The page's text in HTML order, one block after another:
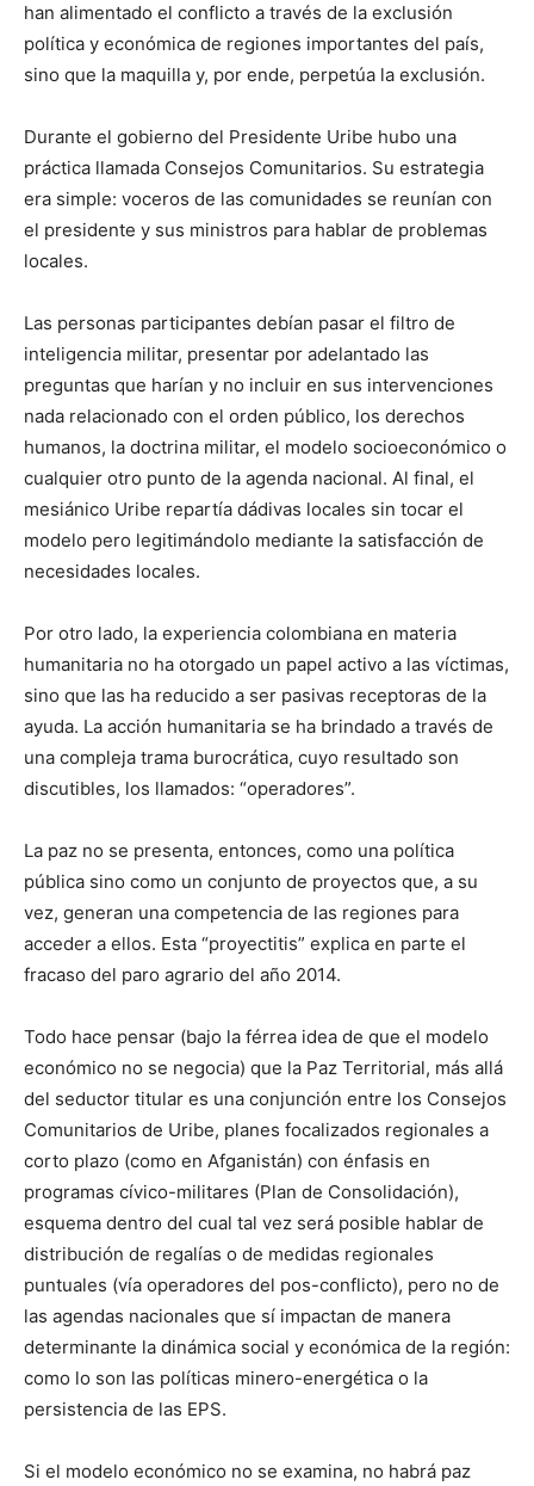
han alimentado el conflicto a través de la exclusión
política y económica de regiones importantes del país,
sino que la maquilla y, por ende, perpetúa la exclusión.
Durante el gobierno del Presidente Uribe hubo una
práctica llamada Consejos Comunitarios. Su estrategia
era simple: voceros de las comunidades se reunían con
el presidente y sus ministros para hablar de problemas
locales.
Las personas participantes debían pasar el filtro de
inteligencia militar, presentar por adelantado las
preguntas que harían y no incluir en sus intervenciones
nada relacionado con el orden público, los derechos
humanos, la doctrina militar, el modelo socioeconómico o
cualquier otro punto de la agenda nacional. Al final, el
mesiánico Uribe repartía dádivas locales sin tocar el
modelo pero legitimándolo mediante la satisfacción de
necesidades locales.
Por otro lado, la experiencia colombiana en materia
humanitaria no ha otorgado un papel activo a las víctimas,
sino que las ha reducido a ser pasivas receptoras de la
ayuda. La acción humanitaria se ha brindado a través de
una compleja trama burocrática, cuyo resultado son
discutibles, los llamados: “operadores”.
La paz no se presenta, entonces, como una política
pública sino como un conjunto de proyectos que, a su
vez, generan una competencia de las regiones para
acceder a ellos. Esta “proyectitis” explica en parte el
fracaso del paro agrario del año 2014.
Todo hace pensar (bajo la férrea idea de que el modelo
económico no se negocia) que la Paz Territorial, más allá
del seductor titular es una conjunción entre los Consejos
Comunitarios de Uribe, planes focalizados regionales a
corto plazo (como en Afganistán) con énfasis en
programas cívico-militares (Plan de Consolidación),
esquema dentro del cual tal vez será posible hablar de
distribución de regalías o de medidas regionales
puntuales (vía operadores del pos-conflicto), pero no de
las agendas nacionales que sí impactan de manera
determinante la dinámica social y económica de la región:
como lo son las políticas minero-energética o la
persistencia de las EPS.
Si el modelo económico no se examina, no habrá paz